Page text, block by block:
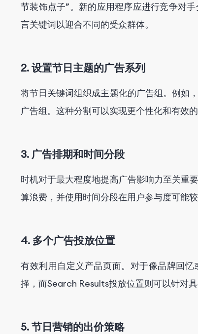
节装饰点子”。新的应用程序应进行竞争对
言关键词以迎合不同的受众群体。
2. 设置节日主题的广告系列
将节日关键词组织成主题化的广告组。例如
广告组。这种分割可以实现更个性化和有效的
3. 广告排期和时间分段
时机对于最大程度地提高广告影响力至关重
算浪费，并使用时间分段在用户参与度可能较
4. 多个广告投放位置
有效利用自定义产品页面。对于像品牌回
择，而Search Results投放位置则可以针对
5. 节日营销的出价策略